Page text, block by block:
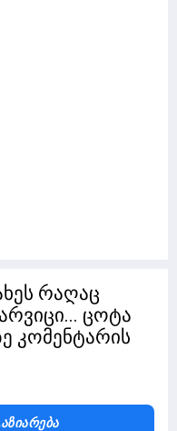
რაღაც
ცოტა
კომენტარის